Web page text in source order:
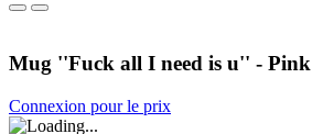
Mug ''Fuck all I need is u'' - Pink
Connexion pour le prix